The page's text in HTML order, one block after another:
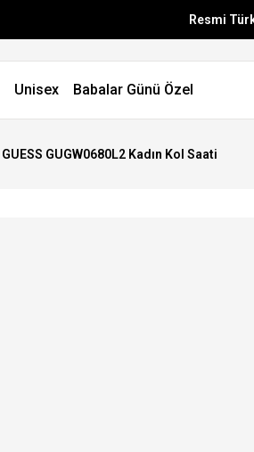
Resmi
Unisex Babalar Günü Özel
GUESS GUGW0680L2 Kadın Kol Saati